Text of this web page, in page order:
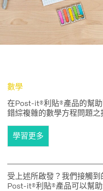
數學
在Post-it®利貼®產品的幫
錯綜複雜的數學方程問題之
學習更多
受上述所啟發？我們接觸
Post-it®利貼®產品可以幫